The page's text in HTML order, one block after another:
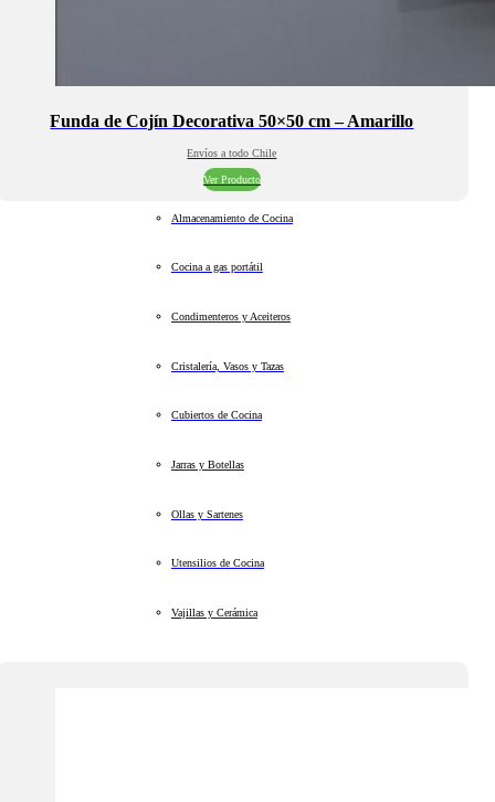
Funda de Cojín Decorativa 50×50 cm – Amarillo
Envíos a todo Chile
Ver Producto
Almacenamiento de Cocina
Cocina a gas portátil
Condimenteros y Aceiteros
Cristalería, Vasos y Tazas
Cubiertos de Cocina
Jarras y Botellas
Ollas y Sartenes
Utensilios de Cocina
Vajillas y Cerámica